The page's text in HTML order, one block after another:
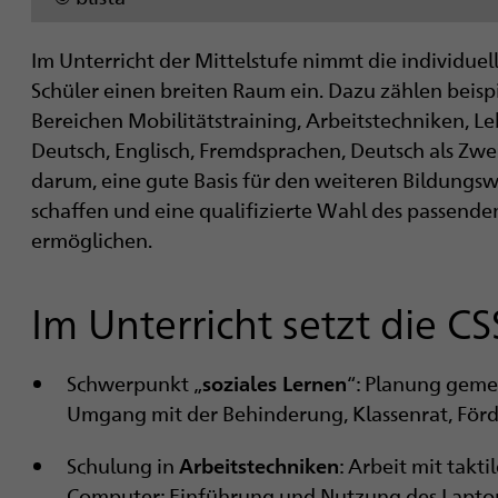
Im Unterricht der Mittelstufe nimmt die
Schüler einen breiten Raum ein. Dazu zählen
Bereichen Mobilitätstraining, Arbeitstechniken,
Deutsch, Englisch, Fremdsprachen, Deutsch als
darum, eine gute Basis für den weiteren
schaffen und eine qualifizierte Wahl des
ermöglichen.
Im Unterricht setzt die
Schwerpunkt „soziales Lernen“: Planung
Umgang mit der Behinderung, Klassenrat,
Schulung in Arbeitstechniken: Arbeit mit